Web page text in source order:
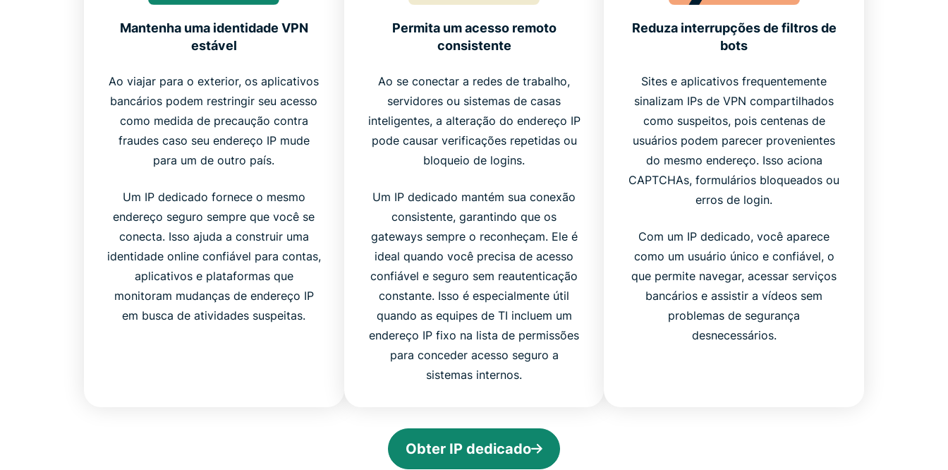
Mantenha uma identidade VPN
estável
Ao viajar para o exterior, os aplicativos
bancários podem restringir seu acesso
como medida de precaução contra
fraudes caso seu endereço IP mude
para um de outro país.
Um IP dedicado fornece o mesmo
endereço seguro sempre que você se
conecta. Isso ajuda a construir uma
identidade online confiável para contas,
aplicativos e plataformas que
monitoram mudanças de endereço IP
em busca de atividades suspeitas.
Permita um acesso remoto
consistente
Ao se conectar a redes de trabalho,
servidores ou sistemas de casas
inteligentes, a alteração do endereço IP
pode causar verificações repetidas ou
bloqueio de logins.
Um IP dedicado mantém sua conexão
consistente, garantindo que os
gateways sempre o reconheçam. Ele é
ideal quando você precisa de acesso
confiável e seguro sem reautenticação
constante. Isso é especialmente útil
quando as equipes de TI incluem um
endereço IP fixo na lista de permissões
para conceder acesso seguro a
sistemas internos.
Reduza interrupções de filtros de
bots
Sites e aplicativos frequentemente
sinalizam IPs de VPN compartilhados
como suspeitos, pois centenas de
usuários podem parecer provenientes
do mesmo endereço. Isso aciona
CAPTCHAs, formulários bloqueados ou
erros de login.
Com um IP dedicado, você aparece
como um usuário único e confiável, o
que permite navegar, acessar serviços
bancários e assistir a vídeos sem
problemas de segurança
desnecessários.
Obter IP dedicado